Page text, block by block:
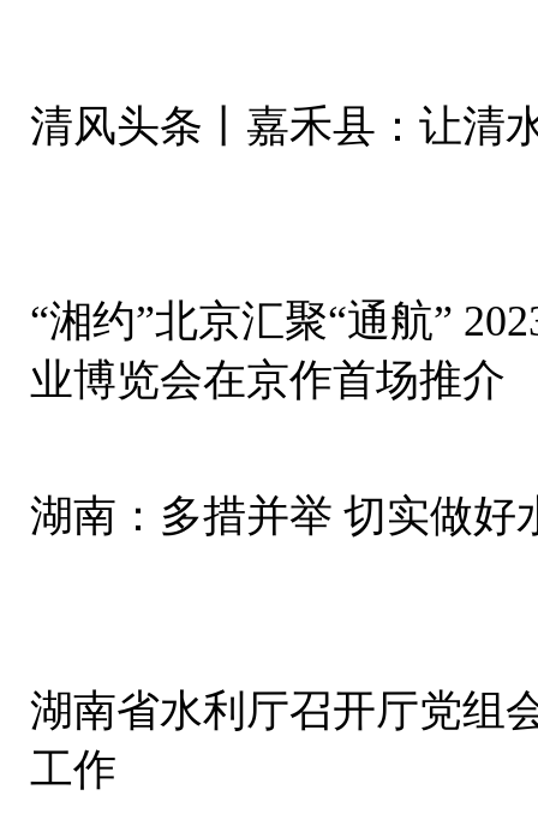
清风头条丨嘉禾县：让清
“湘约”北京汇聚“通航” 2023湖南（国际）通用航空产
业博览会在京作首场推介
湖南：多措并举 切实做好
湖南省水利厅召开厅党组
工作